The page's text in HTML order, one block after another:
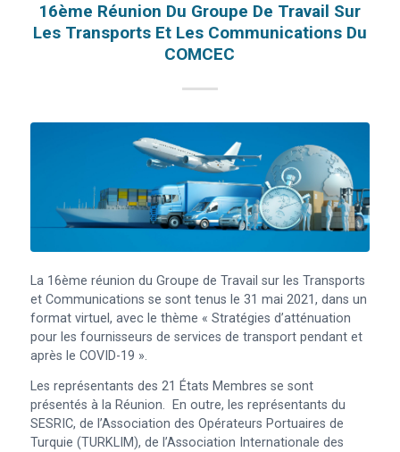
16ème Réunion Du Groupe De Travail Sur
Les Transports Et Les Communications Du
COMCEC
La 16ème réunion du Groupe de Travail sur les Transports
et Communications se sont tenus le 31 mai 2021, dans un
format virtuel, avec le thème « Stratégies d’atténuation
pour les fournisseurs de services de transport pendant et
après le COVID-19 ».
Les représentants des 21 États Membres se sont
présentés à la Réunion. En outre, les représentants du
SESRIC, de l’Association des Opérateurs Portuaires de
Turquie (TURKLIM), de l’Association Internationale des